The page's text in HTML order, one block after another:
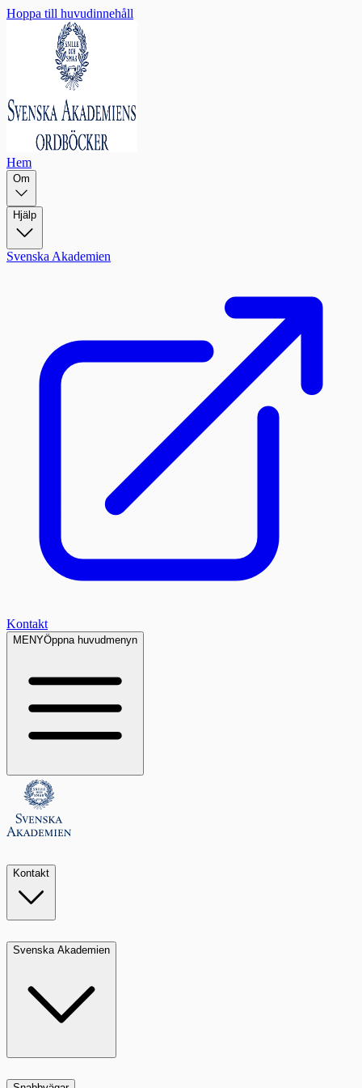
Hoppa till huvudinnehåll
Hem
Om
Hjälp
Svenska Akademien
Kontakt
MENYÖppna huvudmenyn
Kontakt
Svenska Akademien